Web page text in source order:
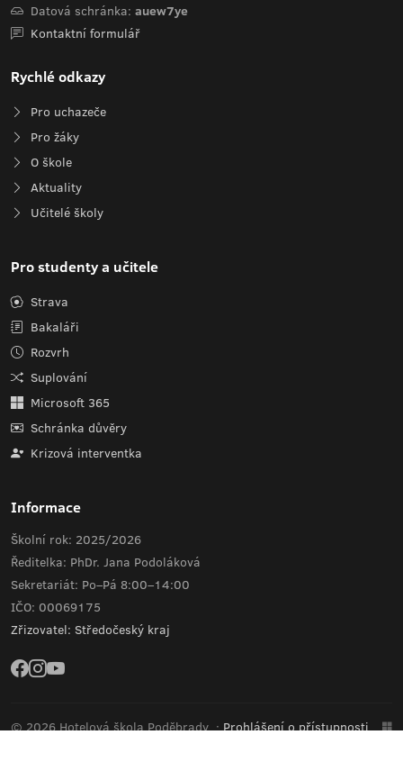
Datová schránka: auew7ye
Kontaktní formulář
Rychlé odkazy
Pro uchazeče
Pro žáky
O škole
Aktuality
Učitelé školy
Pro studenty a učitele
Strava
Bakaláři
Rozvrh
Suplování
Microsoft 365
Schránka důvěry
Krizová interventka
Informace
Školní rok: 2025/2026
Ředitelka: PhDr. Jana Podoláková
Sekretariát: Po–Pá 8:00–14:00
IČO: 00069175
Zřizovatel: Středočeský kraj
© 2026 Hotelová škola Poděbrady·Prohlášení o přístupnosti